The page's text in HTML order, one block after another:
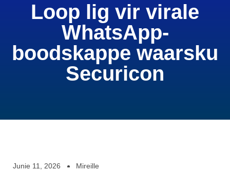
Loop lig vir virale
WhatsApp-
boodskappe waarsku
Securicon
Junie 11, 2026 Mireille